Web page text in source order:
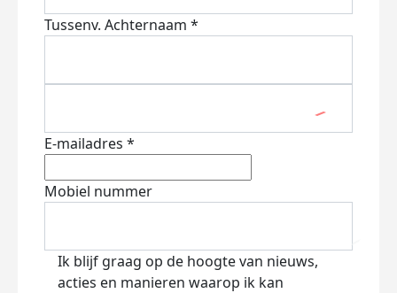
Tussenv. Achternaam *
E-mailadres *
Mobiel nummer
Ik blijf graag op de hoogte van nieuws,
acties en manieren waarop ik kan